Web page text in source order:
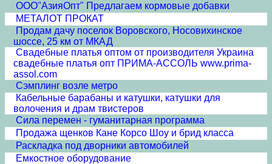
ООО"АзияОпт" Предлагаем кормовые добавки
МЕТАЛОТ ПРОКАТ
Продам дачу поселок Воровского, Носовихинское
шоссе, 25 км от МКАД
Свадебные платья оптом от производителя Украина
свадебные платья опт ПРИМА-АССОЛЬ www.prima-
assol.com
Сэмплинг возле метро
Кабельные барабаны и катушки, катушки для
волочения и драм твистеров
Сила перемен - гуманитарная программа
Продажа щенков Кане Корсо Шоу и брид класса
Раскладка под дворники автомобилей
Емкостное оборудование